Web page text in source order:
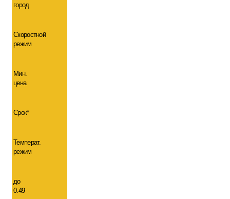
город
Скоростной
режим
Мин.
цена
Срок*
Температ.
режим
до
0.49